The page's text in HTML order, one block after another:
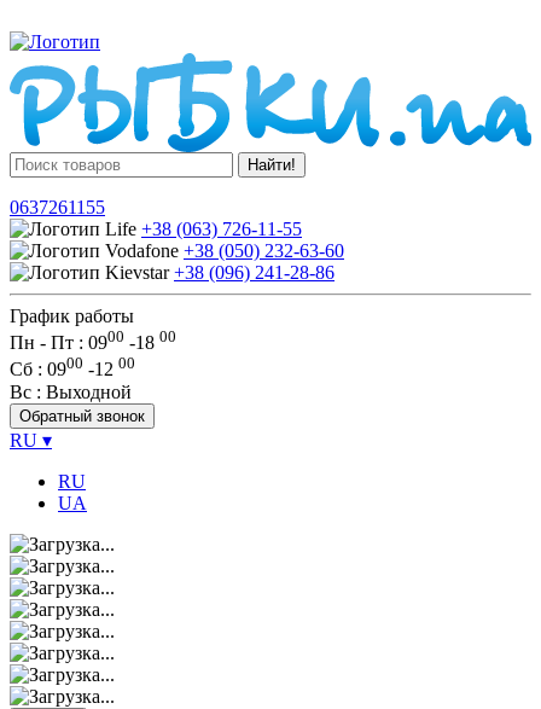
Найти!
0637261155
+38 (063) 726-11-55
+38 (050) 232-63-60
+38 (096) 241-28-86
График работы
Пн - Пт : 0900 -18 00
Сб : 0900 -12 00
Вс : Выходной
Обратный звонок
RU ▾
RU
UA